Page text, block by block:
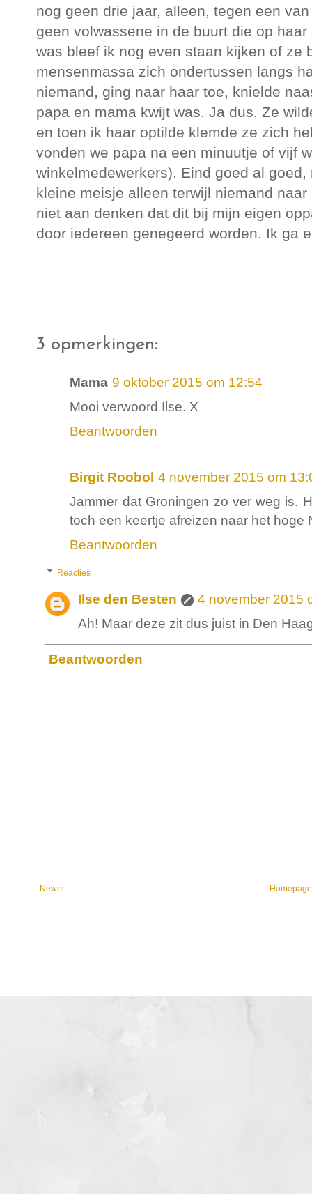
nog geen drie jaar, alleen, tegen een
geen volwassene in de buurt die op
was bleef ik nog even staan kijken of ze
mensenmassa zich ondertussen langs
niemand, ging naar haar toe, knielde
papa en mama kwijt was. Ja dus. Ze
en toen ik haar optilde klemde ze zich
vonden we papa na een minuutje of vijf
winkelmedewerkers). Eind goed al
kleine meisje alleen terwijl niemand
niet aan denken dat dit bij mijn eigen
door iedereen genegeerd worden. Ik ga
3 opmerkingen:
Mama 9 oktober 2015 om 12:54
Mooi verwoord Ilse. X
Beantwoorden
Birgit Roobol 4 november 2015 om
Jammer dat Groningen zo ver weg is.
toch een keertje afreizen naar het hoge
Beantwoorden
Reacties
Ilse den Besten
4 november 2015
Ah! Maar deze zit dus juist in Den
Beantwoorden
Newer Homepage